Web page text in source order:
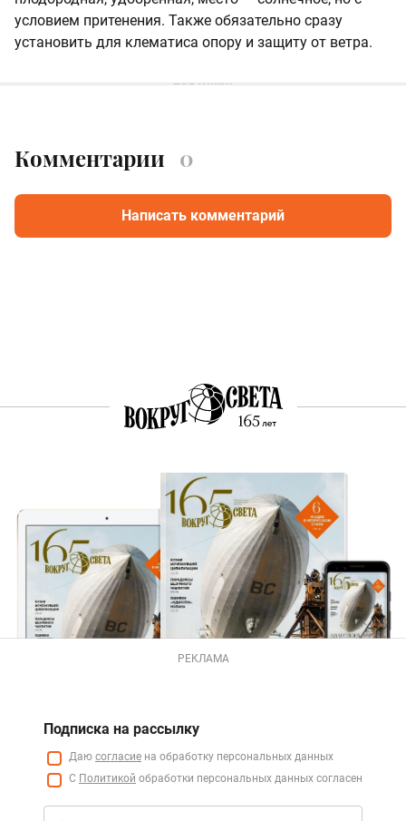
условием притенения. Также обязательно сразу
установить для клематиса опору и защиту от ветра.
Комментарии 0
Написать комментарий
РЕКЛАМА
Подписка на рассылку
Даю согласие на обработку персональных данных
С Политикой обработки персональных данных согласен